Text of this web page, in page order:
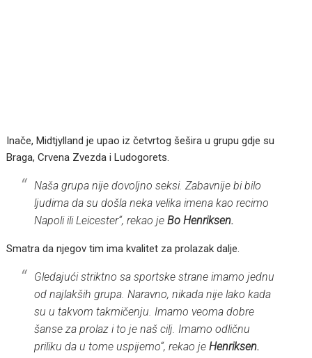
Inače, Midtjylland je upao iz četvrtog šešira u grupu gdje su
Braga, Crvena Zvezda i Ludogorets.
Naša grupa nije dovoljno seksi. Zabavnije bi bilo
ljudima da su došla neka velika imena kao recimo
Napoli ili Leicester“, rekao jeBo Henriksen.
Smatra da njegov tim ima kvalitet za prolazak dalje.
Gledajući striktno sa sportske strane imamo jednu
od najlakših grupa. Naravno, nikada nije lako kada
su u takvom takmičenju. Imamo veoma dobre
šanse za prolaz i to je naš cilj. Imamo odličnu
priliku da u tome uspijemo“, rekao jeHenriksen.